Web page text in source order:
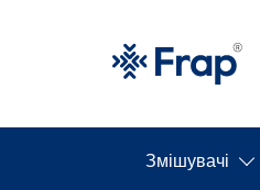
Змішувачі